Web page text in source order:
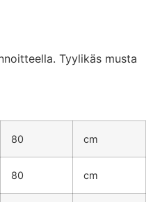
Tyylikäs musta
80 cm
80 cm